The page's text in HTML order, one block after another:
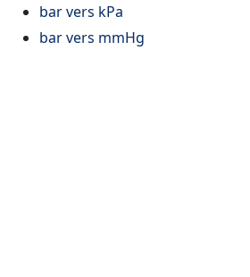
bar vers kPa
bar vers mmHg